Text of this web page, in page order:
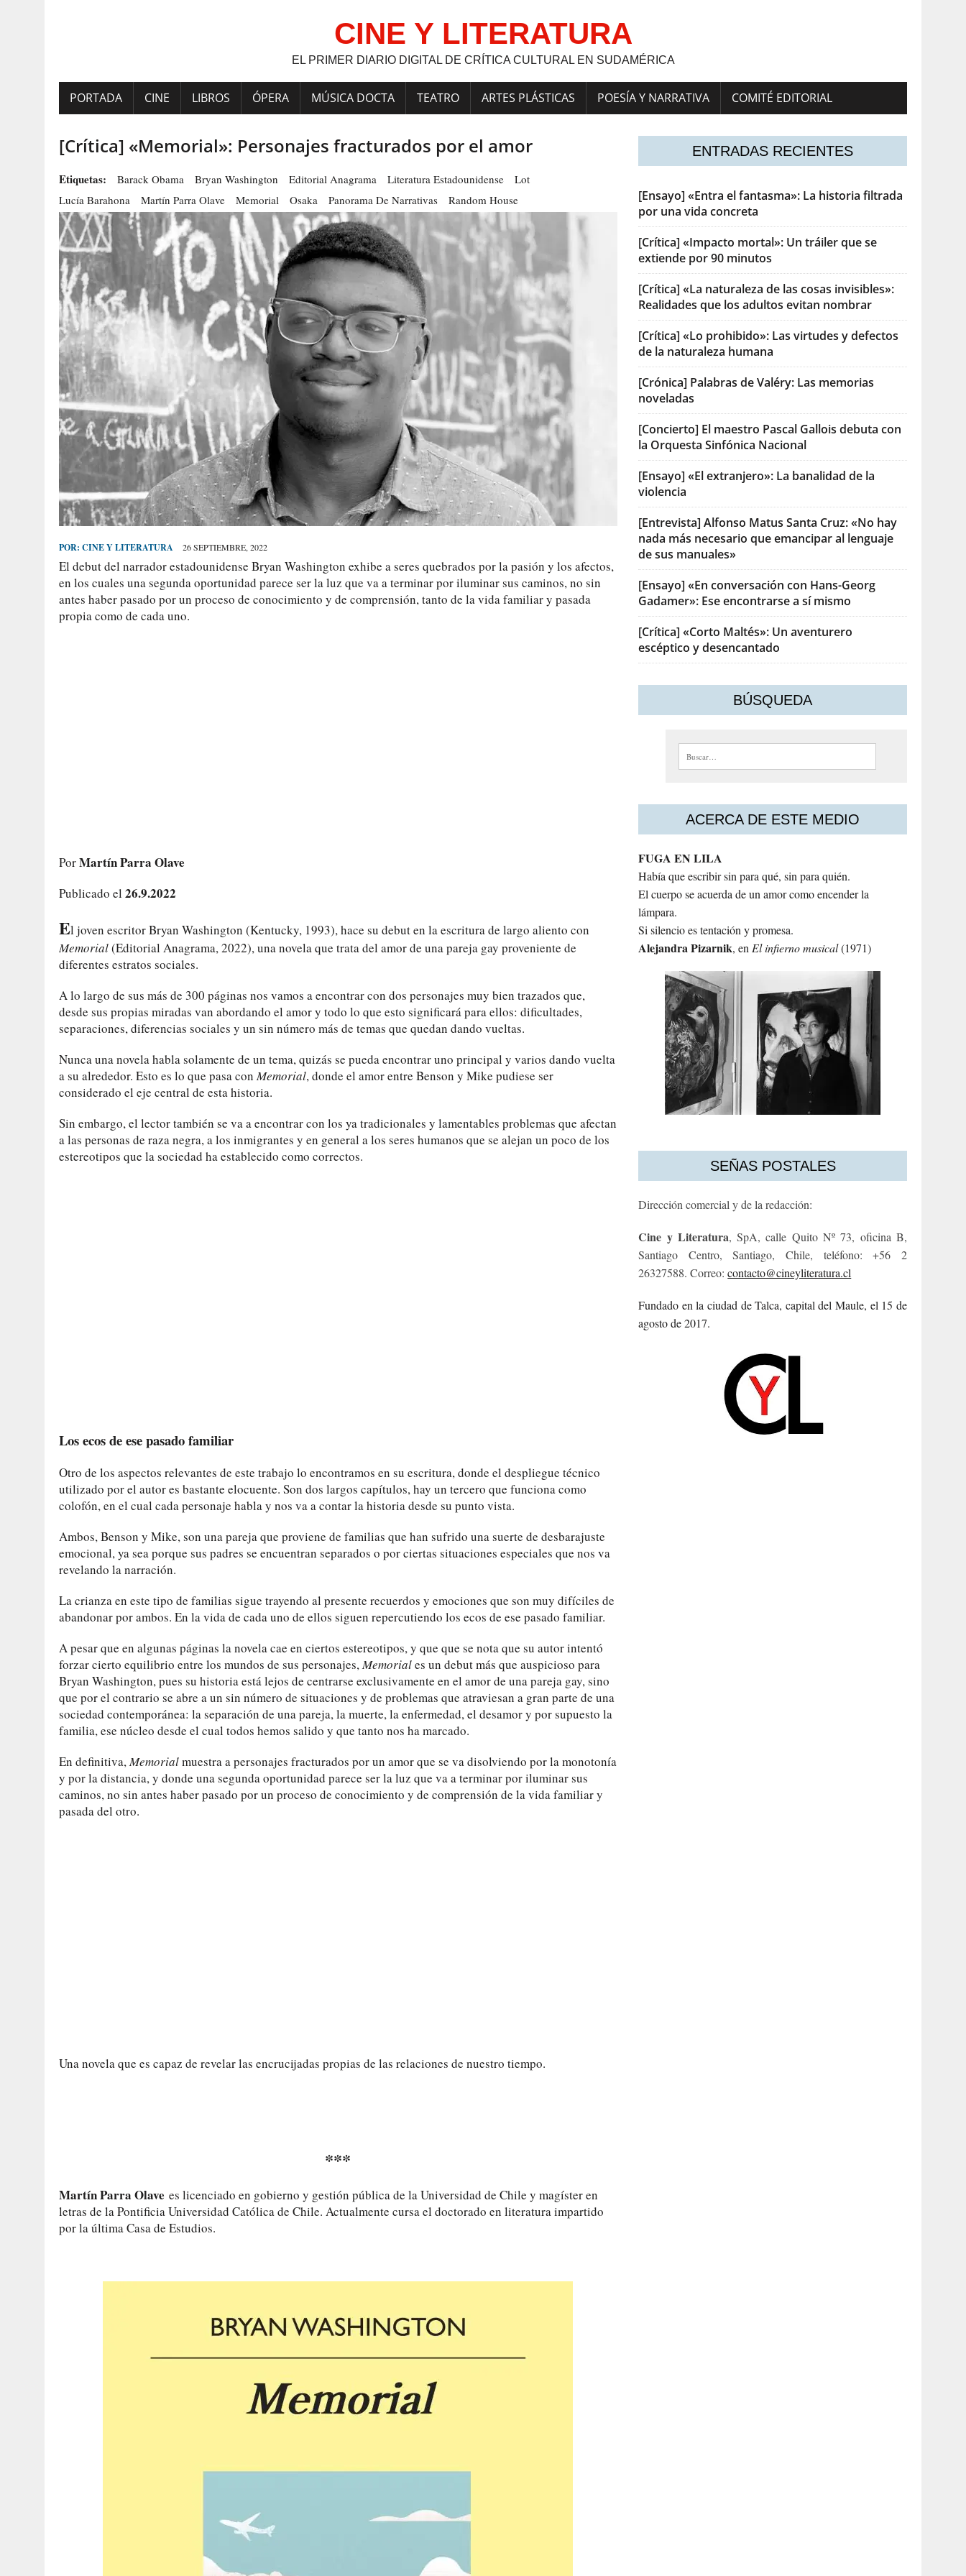
CINE Y LITERATURA
EL PRIMER DIARIO DIGITAL DE CRÍTICA CULTURAL EN SUDAMÉRICA
PORTADA CINE LIBROS ÓPERA MÚSICA DOCTA TEATRO ARTES PLÁSTICAS POESÍA Y NARRATIVA COMITÉ EDITORIAL
[Crítica] «Memorial»: Personajes fracturados por el amor
Etiquetas: Barack Obama Bryan Washington Editorial Anagrama Literatura Estadounidense
Lot
Lucía Barahona
Martín Parra Olave Memorial Osaka Panorama De Narrativas Random House
POR: CINE Y LITERATURA 26 SEPTIEMBRE, 2022
El debut del narrador estadounidense Bryan Washington exhibe a seres quebrados por la pasión y los afectos,
en los cuales una segunda oportunidad parece ser la luz que va a terminar por iluminar sus caminos, no sin
antes haber pasado por un proceso de conocimiento y de comprensión, tanto de la vida familiar y pasada
propia como de cada uno.
PorMartín Parra Olave
Publicado el 26.9.2022
El joven escritor Bryan Washington (Kentucky, 1993), hace su debut en la escritura de largo aliento con
Memorial(Editorial Anagrama, 2022), una novela que trata del amor de una pareja gay proveniente de
diferentes estratos sociales.
A lo largo de sus más de 300 páginas nos vamos a encontrar con dos personajes muy bien trazados que,
desde sus propias miradas van abordando el amor y todo lo que esto significará para ellos: dificultades,
separaciones, diferencias sociales y un sin número más de temas que quedan dando vueltas.
Nunca una novela habla solamente de un tema, quizás se pueda encontrar uno principal y varios dando vuelta
a su alrededor. Esto es lo que pasa conMemorial, donde el amor entre Benson y Mike pudiese ser
considerado el eje central de esta historia.
Sin embargo, el lector también se va a encontrar con los ya tradicionales y lamentables problemas que afectan
a las personas de raza negra, a los inmigrantes y en general a los seres humanos que se alejan un poco de los
estereotipos que la sociedad ha establecido como correctos.
Los ecos de ese pasado familiar
Otro de los aspectos relevantes de este trabajo lo encontramos en su escritura, donde el despliegue técnico
utilizado por el autor es bastante elocuente. Son dos largos capítulos, hay un tercero que funciona como
colofón, en el cual cada personaje habla y nos va a contar la historia desde su punto vista.
Ambos, Benson y Mike, son una pareja que proviene de familias que han sufrido una suerte de desbarajuste
emocional, ya sea porque sus padres se encuentran separados o por ciertas situaciones especiales que nos va
revelando la narración.
La crianza en este tipo de familias sigue trayendo al presente recuerdos y emociones que son muy difíciles de
abandonar por ambos. En la vida de cada uno de ellos siguen repercutiendo los ecos de ese pasado familiar.
A pesar que en algunas páginas la novela cae en ciertos estereotipos, y que que se nota que su autor intentó
forzar cierto equilibrio entre los mundos de sus personajes,Memoriales un debut más que auspicioso para
Bryan Washington, pues su historia está lejos de centrarse exclusivamente en el amor de una pareja gay, sino
que por el contrario se abre a un sin número de situaciones y de problemas que atraviesan a gran parte de una
sociedad contemporánea: la separación de una pareja, la muerte, la enfermedad, el desamor y por supuesto la
familia, ese núcleo desde el cual todos hemos salido y que tanto nos ha marcado.
En definitiva,Memorialmuestra a personajes fracturados por un amor que se va disolviendo por la monotonía
y por la distancia, y donde una segunda oportunidad parece ser la luz que va a terminar por iluminar sus
caminos, no sin antes haber pasado por un proceso de conocimiento y de comprensión de la vida familiar y
pasada del otro.
Una novela que es capaz de revelar las encrucijadas propias de las relaciones de nuestro tiempo.
***
Martín Parra Olave es licenciado en gobierno y gestión pública de la Universidad de Chile y magíster en
letras de la Pontificia Universidad Católica de Chile. Actualmente cursa el doctorado en literatura impartido
por la última Casa de Estudios.
ENTRADAS RECIENTES
[Ensayo] «Entra el fantasma»: La historia filtrada
por una vida concreta
[Crítica] «Impacto mortal»: Un tráiler que se
extiende por 90 minutos
[Crítica] «La naturaleza de las cosas invisibles»:
Realidades que los adultos evitan nombrar
[Crítica] «Lo prohibido»: Las virtudes y defectos
de la naturaleza humana
[Crónica] Palabras de Valéry: Las memorias
noveladas
[Concierto] El maestro Pascal Gallois debuta con
la Orquesta Sinfónica Nacional
[Ensayo] «El extranjero»: La banalidad de la
violencia
[Entrevista] Alfonso Matus Santa Cruz: «No hay
nada más necesario que emancipar al lenguaje
de sus manuales»
[Ensayo] «En conversación con Hans-Georg
Gadamer»: Ese encontrarse a sí mismo
[Crítica] «Corto Maltés»: Un aventurero
escéptico y desencantado
BÚSQUEDA
Buscar:
ACERCA DE ESTE MEDIO
FUGA EN LILA
Había que escribir sin para qué, sin para quién.
El cuerpo se acuerda de un amor como encender la
lámpara.
Si silencio es tentación y promesa.
AlejandraPizarnik, enEl infierno musical(1971)
SEÑAS POSTALES
Dirección comercial y de la redacción:
Cine y Literatura, SpA, calle Quito Nº 73, oficina B,
Santiago Centro, Santiago, Chile, teléfono: +56 2
26327588. Correo:contacto@cineyliteratura.cl
Fundado en la ciudad de Talca, capital del Maule, el 15 de
agosto de 2017.